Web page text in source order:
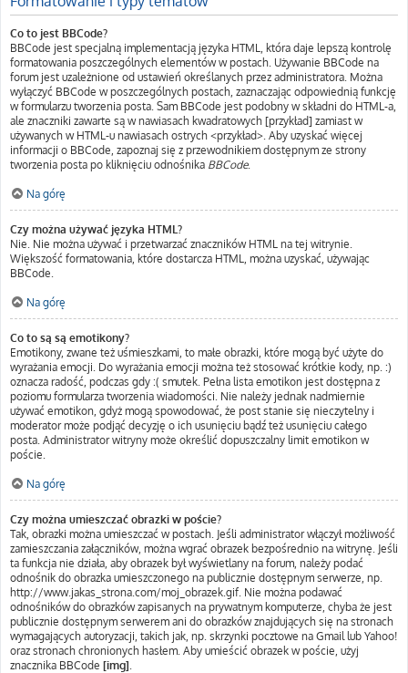
Co to jest BBCode?
BBCode jest specjalną implementacją języka HTML, która daje lepszą kontrolę
formatowania poszczególnych elementów w postach. Używanie BBCode na
forum jest uzależnione od ustawień określanych przez administratora. Można
wyłączyć BBCode w poszczególnych postach, zaznaczając odpowiednią funkcję
w formularzu tworzenia posta. Sam BBCode jest podobny w składni do HTML-a,
ale znaczniki zawarte są w nawiasach kwadratowych [przykład] zamiast w
używanych w HTML-u nawiasach ostrych <przykład>. Aby uzyskać więcej
informacji o BBCode, zapoznaj się z przewodnikiem dostępnym ze strony
tworzenia posta po kliknięciu odnośnika BBCode.
Na górę
Czy można używać języka HTML?
Nie. Nie można używać i przetwarzać znaczników HTML na tej witrynie.
Większość formatowania, które dostarcza HTML, można uzyskać, używając
BBCode.
Na górę
Co to są są emotikony?
Emotikony, zwane też uśmieszkami, to małe obrazki, które mogą być użyte do
wyrażania emocji. Do wyrażania emocji można też stosować krótkie kody, np. :)
oznacza radość, podczas gdy :( smutek. Pełna lista emotikon jest dostępna z
poziomu formularza tworzenia wiadomości. Nie należy jednak nadmiernie
używać emotikon, gdyż mogą spowodować, że post stanie się nieczytelny i
moderator może podjąć decyzję o ich usunięciu bądź też usunięciu całego
posta. Administrator witryny może określić dopuszczalny limit emotikon w
poście.
Na górę
Czy można umieszczać obrazki w poście?
Tak, obrazki można umieszczać w postach. Jeśli administrator włączył możliwość
zamieszczania załączników, można wgrać obrazek bezpośrednio na witrynę. Jeśli
ta funkcja nie działa, aby obrazek był wyświetlany na forum, należy podać
odnośnik do obrazka umieszczonego na publicznie dostępnym serwerze, np.
http://www.jakas_strona.com/moj_obrazek.gif. Nie można podawać
odnośników do obrazków zapisanych na prywatnym komputerze, chyba że jest
publicznie dostępnym serwerem ani do obrazków znajdujących się na stronach
wymagających autoryzacji, takich jak, np. skrzynki pocztowe na Gmail lub Yahoo!
oraz stronach chronionych hasłem. Aby umieścić obrazek w poście, użyj
znacznika BBCode [img].